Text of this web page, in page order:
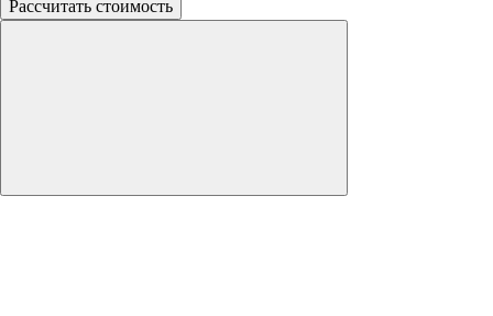
Рассчитать стоимость